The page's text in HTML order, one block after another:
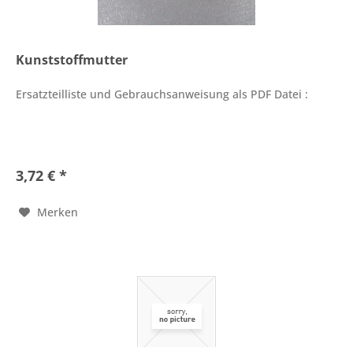
Kunststoffmutter
Ersatzteilliste und Gebrauchsanweisung als PDF Datei :
3,72 € *
Merken